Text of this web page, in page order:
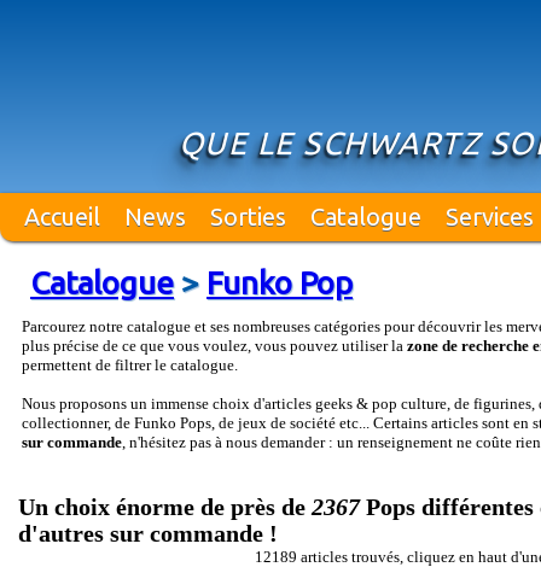
QUE LE SCHWARTZ
Accueil News Sorties Catalogue Services
Catalogue> Funko Pop
Parcourez notre catalogue et ses nombreuses catégories pour découvrir les
plus précise de ce que vous voulez, vous pouvez utiliser la zone de recherche
permettent de filtrer le catalogue.
Nous proposons un immense choix d'articles geeks & pop culture, de figurines,
collectionner, de Funko Pops, de jeux de société etc... Certains articles sont en
sur commande, n'hésitez pas à nous demander : un renseignement ne coûte
Un choix énorme de près de 2367Pops différentes
d'autres sur commande !
12189 articles trouvés, cliquez en haut